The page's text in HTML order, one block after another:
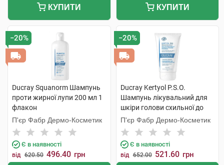
КУПИТИ КУПИТИ
−20%
Ducray Squanorm Шампунь
проти жирної лупи 200 мл 1
флакон
П'єр Фабр Дермо-Косметик
Є в наявності
від 620.50 496.40 грн
−20%
Ducray Kertyol Р.S.О.
Шампунь лікувальний для
шкіри голови схильної до
псоріазу 125 мл 1 туба
П'єр Фабр Дермо-Косметик
Є в наявності
від 652.00 521.60 грн